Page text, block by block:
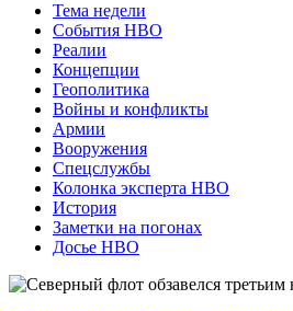
Тема недели
События НВО
Реалии
Концепции
Геополитика
Войны и конфликты
Армии
Вооружения
Спецслужбы
Колонка эксперта НВО
История
Заметки на погонах
Досье НВО